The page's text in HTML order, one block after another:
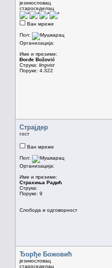
језикословац
староседелац
Ван мреже
Пол:
Организација:
Име и презиме:
Đorđe Božović
Струка: lingvist
Поруке: 4.322
Страјдер
гост
Ван мреже
Пол:
Организација:
Име и презиме:
Страхиња Радић
Струка:
Поруке: 9
Слобода и одговорност
Ђорђе Божовић
језикословац
староседелац